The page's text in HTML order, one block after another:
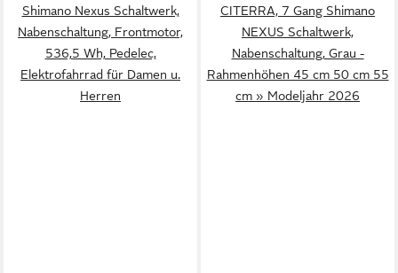
Shimano Nexus Schaltwerk,
Nabenschaltung, Frontmotor,
536,5 Wh, Pedelec,
Elektrofahrrad für Damen u.
Herren
CITERRA, 7 Gang Shimano
NEXUS Schaltwerk,
Nabenschaltung, Grau -
Rahmenhöhen 45 cm 50 cm 55
cm » Modeljahr 2026